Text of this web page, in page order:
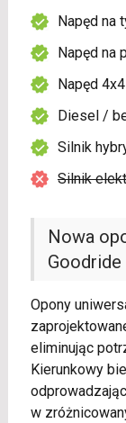
Nowa
Goodride
Opony
eliminując
Kierunkowy
w
Napęd na
Napęd na
Napęd
Diesel /
Silnik
Silnik